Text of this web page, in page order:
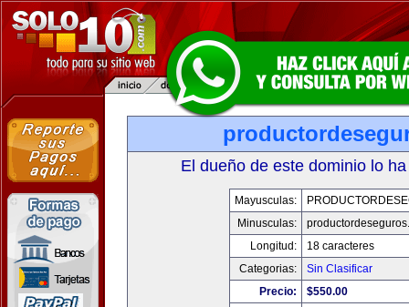
El dueño de este dominio lo
Mayusculas:
Minusculas:
Longitud:
18 caracteres
Categorias:
Sin Clasificar
Precio:
$550.00